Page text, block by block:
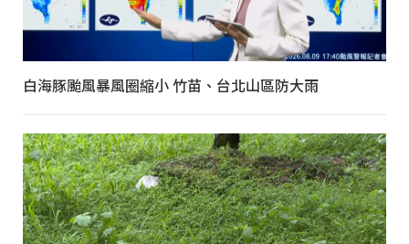
白海豚颱風暴風圈縮小 竹苗、台北山區防大雨